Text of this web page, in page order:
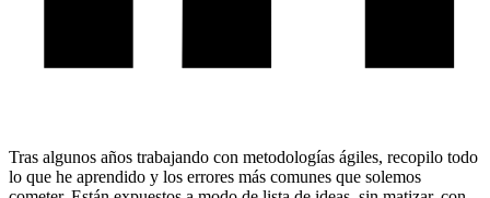
Tras algunos años trabajando con metodologías ágiles, recopilo todo
lo que he aprendido y los errores más comunes que solemos